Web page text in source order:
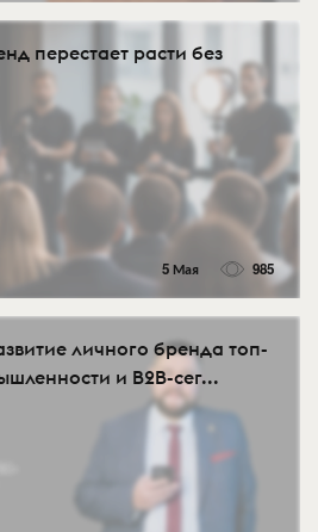
перестает расти без
5 Мая 985
личного бренда топ-
и B2B-сег...